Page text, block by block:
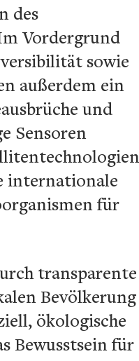
des
Vordergrund
sowie
außerdem ein
und
Sensoren
internationale
für
transparente
Bevölkerung
ökologische
Bewusstsein für